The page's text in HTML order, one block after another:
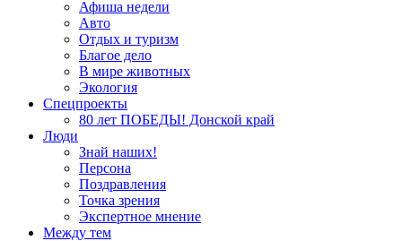
Афиша недели
Авто
Отдых и туризм
Благое дело
В мире животных
Экология
Спецпроекты
80 лет ПОБЕДЫ! Донской край
Люди
Знай наших!
Персона
Поздравления
Точка зрения
Экспертное мнение
Между тем